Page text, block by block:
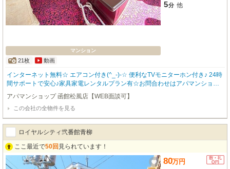
マンション
21枚 動画
5分 他
インターネット無料☆ エアコン付き(^_-)-☆ 便利なTVモニターホン付き♪ 24時
間サポートで安心♪家具家電レンタルプラン有☆お問合わせはアパマンショッ
プ函館地域№1の物件取扱数の函館松風店0138-83-8665まで(^^♪
アパマンショップ 函館松風店【WEB面談可】
この会社の全物件を見る
ロイヤルシティ弐番館青柳
ここ最近で50回 見られています！
80万円